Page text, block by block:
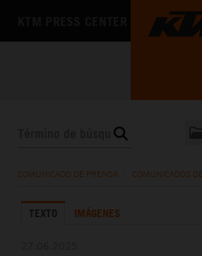
LA EMPRESA
COMUNICADO DE PRENSA COMUNICADOS
TEXTO IMÁGENES